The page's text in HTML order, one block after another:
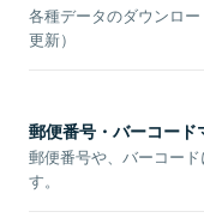
各種データのダウンロ
更新）
郵便番号・バーコード
郵便番号や、バーコー
す。